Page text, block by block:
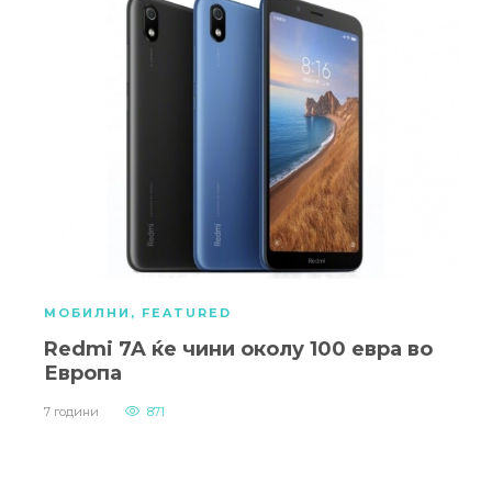
МОБИЛНИ , FEATURED
Redmi 7A ќе чини околу 100 евра во
Европа
7 години 871